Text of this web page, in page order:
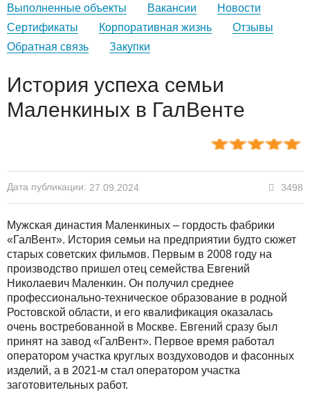
Выполненные объекты
Вакансии
Новости
Сертификаты
Корпоративная жизнь
Отзывы
Обратная связь
Закупки
История успеха семьи
Маленкиных в ГалВенте
Дата публикации: 27.09.2024 3498
Мужская династия Маленкиных – гордость фабрики
«ГалВент». История семьи на предприятии будто сюжет
старых советских фильмов. Первым в 2008 году на
производство пришел отец семейства Евгений
Николаевич Маленкин. Он получил среднее
профессионально-техническое образование в родной
Ростовской области, и его квалификация оказалась
очень востребованной в Москве. Евгений сразу был
принят на завод «ГалВент». Первое время работал
оператором участка круглых воздуховодов и фасонных
изделий, а в 2021-м стал оператором участка
заготовительных работ.